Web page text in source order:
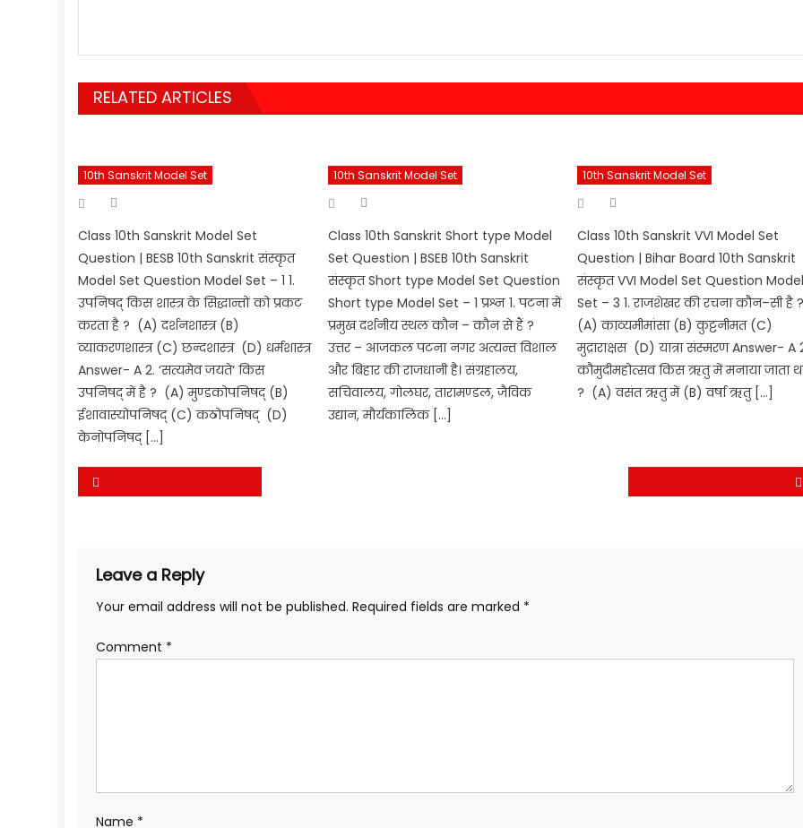
RELATED ARTICLES
10th Sanskrit Model Set
Posted
Class 10th Sanskrit Model Set
Question | BESB 10th Sanskrit संस्कृत
Model Set Question Model Set – 1 1.
उपनिषद् किस शास्त्र के सिद्धान्तों को प्रकट
करता है ? (A) दर्शनशास्त्र (B)
व्याकरणशास्त्र (C) छन्दशास्त्र (D) धर्मशास्त्र
Answer- A 2. ‘सत्यमेव जयते‘ किस
उपनिषद् में है ? (A) मुण्डकोपनिषद् (B)
ईशावास्योपनिषद् (C) कठोपनिषद् (D)
केनोपनिषद् […]
10th Sanskrit Model Set
Posted
Class 10th Sanskrit Short type Model
Set Question | BSEB 10th Sanskrit
संस्कृत Short type Model Set Question
Short type Model Set – 1 प्रश्न 1. पटना में
प्रमुख दर्शनीय स्थल कौन – कौन से हैं ?
उत्तर – आजकल पटना नगर अत्यन्त विशाल
और बिहार की राजधानी है। संग्रहालय,
सचिवालय, गोलघर, तारामण्डल, जैविक
उद्यान, मौर्यकालिक […]
10th Sanskrit Model Set
Posted
Class 10th Sanskrit VVI Model Set
Question | Bihar Board 10th Sanskrit
संस्कृत VVI Model Set Question Model
Set – 3 1. राजशेखर की रचना कौन–सी है ?
(A) काव्यमीमांसा (B) कुट्टनीमत (C)
मुद्राराक्षस (D) यात्रा संस्मरण Answer- A
कौमुदीमहोत्सव किस ऋतु में मनाया जाता
? (A) वसंत ऋतु में (B) वर्षा ऋतु […]
Post
Leave a Reply
Your email address will not be published. Required fields are marked *
Comment *
Name *